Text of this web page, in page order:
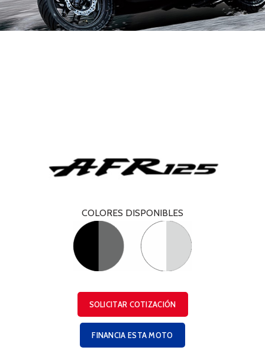
COLORES DISPONIBLES
SOLICITAR COTIZACIÓN
FINANCIA ESTA MOTO